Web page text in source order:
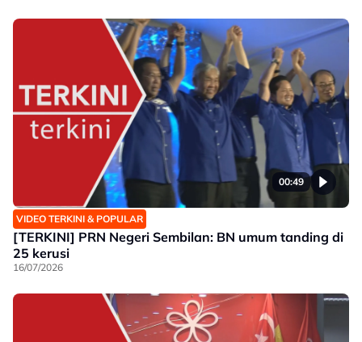
00:49
VIDEO TERKINI & POPULAR
[TERKINI] PRN Negeri Sembilan: BN umum tanding di
25 kerusi
16/07/2026